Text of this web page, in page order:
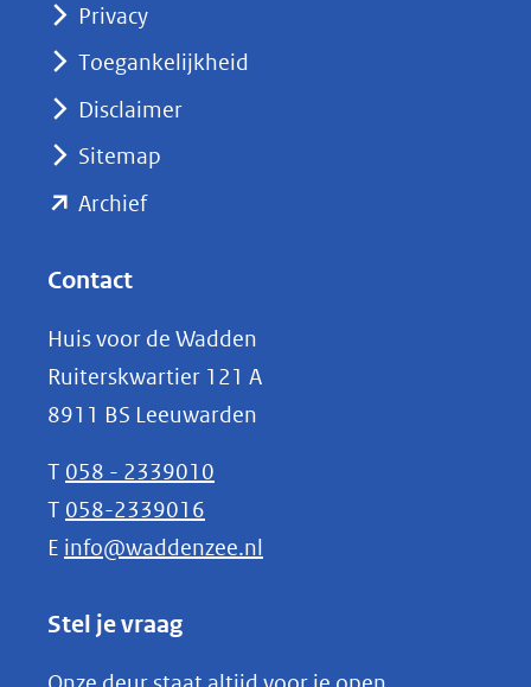
nieuw
naar
Privacy
Toegankelijkheid
Disclaimer
Sitemap
Archief(opent
(verwijst
naar
een
andere
website)
Contact
Huis voor de Wadden
Ruiterskwartier 121 A
8911 BS Leeuwarden
T 058 - 2339010
T 058-2339016
E info@waddenzee.nl
Stel je vraag